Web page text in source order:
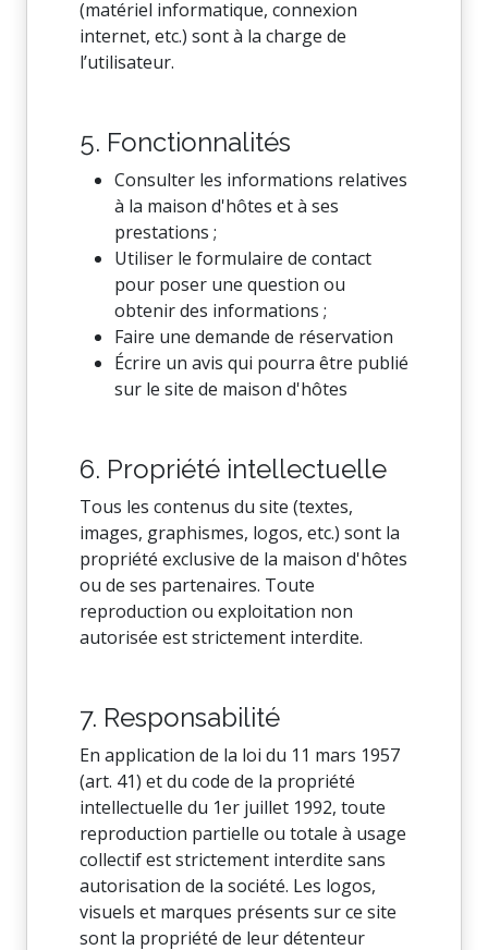
(matériel informatique, connexion
internet, etc.) sont à la charge de
l’utilisateur.
5. Fonctionnalités
Consulter les informations relatives
à la maison d'hôtes et à ses
prestations ;
Utiliser le formulaire de contact
pour poser une question ou
obtenir des informations ;
Faire une demande de réservation
Écrire un avis qui pourra être publié
sur le site de maison d'hôtes
6. Propriété intellectuelle
Tous les contenus du site (textes,
images, graphismes, logos, etc.) sont la
propriété exclusive de la maison d'hôtes
ou de ses partenaires. Toute
reproduction ou exploitation non
autorisée est strictement interdite.
7. Responsabilité
En application de la loi du 11 mars 1957
(art. 41) et du code de la propriété
intellectuelle du 1er juillet 1992, toute
reproduction partielle ou totale à usage
collectif est strictement interdite sans
autorisation de la société. Les logos,
visuels et marques présents sur ce site
sont la propriété de leur détenteur